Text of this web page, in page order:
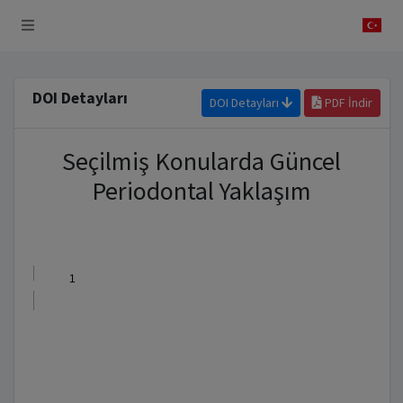
DOI Detayları DOI Detayları PDF İndir
Seçilmiş Konularda Güncel
Periodontal Yaklaşım